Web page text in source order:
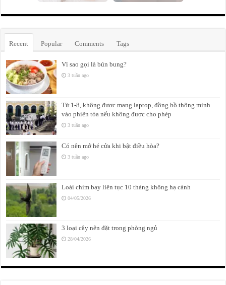
Recent Popular Comments Tags
Vì sao gọi là bún bung?
3 tuần ago
Từ 1-8, không được mang laptop, đồng hồ thông minh
vào phiên tòa nếu không được cho phép
3 tuần ago
Có nên mở hé cửa khi bật điều hòa?
3 tuần ago
Loài chim bay liên tục 10 tháng không hạ cánh
04/05/2026
3 loại cây nên đặt trong phòng ngủ
28/04/2026